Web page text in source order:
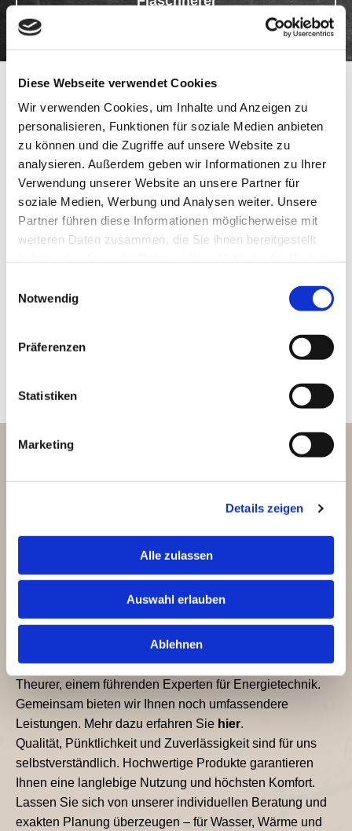
Diese Webseite verwendet Cookies
Wir verwenden Cookies, um Inhalte und Anzeigen zu
personalisieren, Funktionen für soziale Medien anbieten
zu können und die Zugriffe auf unsere Website zu
analysieren. Außerdem geben wir Informationen zu Ihrer
Verwendung unserer Website an unsere Partner für
soziale Medien, Werbung und Analysen weiter. Unsere
Partner führen diese Informationen möglicherweise mit
weiteren Daten zusammen, die Sie ihnen bereitgestellt
Notwendig
Präferenzen
Statistiken
Marketing
Details zeigen
Alle zulassen
Auswahl erlauben
Ablehnen
Wasser ist unser Element
Wasser ist essenziell für unser Leben – und seit über 30
und kosteneffizient damit zu versorgen. Mit Erfahrung und
Liebe zum Detail realisieren wir Lösungen in den
Bereichen Bad, Heizung und Flaschnerei, die weit über
Schopfloch hinaus geschätzt werden.
Seit Anfang 2024 gehört Koch Haustechnik zur Firma
Theurer, einem führenden Experten für Energietechnik.
Gemeinsam bieten wir Ihnen noch umfassendere
Leistungen. Mehr dazu erfahren Sie hier.
Qualität, Pünktlichkeit und Zuverlässigkeit sind für uns
selbstverständlich. Hochwertige Produkte garantieren
Ihnen eine langlebige Nutzung und höchsten Komfort.
Lassen Sie sich von unserer individuellen Beratung und
exakten Planung überzeugen – für Wasser, Wärme und